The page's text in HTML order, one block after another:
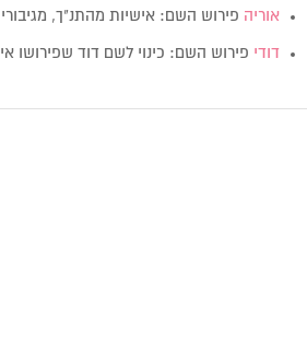
אוריה פירוש השם: אישיות מהתנ"ך,
דודי פירוש השם: כינוי לשם דוד שפירושו